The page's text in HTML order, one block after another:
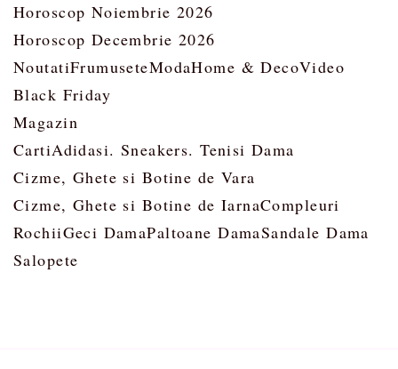
Horoscop Noiembrie 2026
Horoscop Decembrie 2026
NoutatiFrumuseteModaHome & DecoVideo
Black Friday
Magazin
CartiAdidasi. Sneakers. Tenisi Dama
Cizme, Ghete si Botine de Vara
Cizme, Ghete si Botine de IarnaCompleuri
RochiiGeci DamaPaltoane DamaSandale Dama
Salopete